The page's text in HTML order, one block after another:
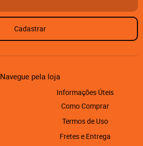
Cadastrar
Navegue pela loja
Informações Úteis
Como Comprar
Termos de Uso
Fretes e Entrega